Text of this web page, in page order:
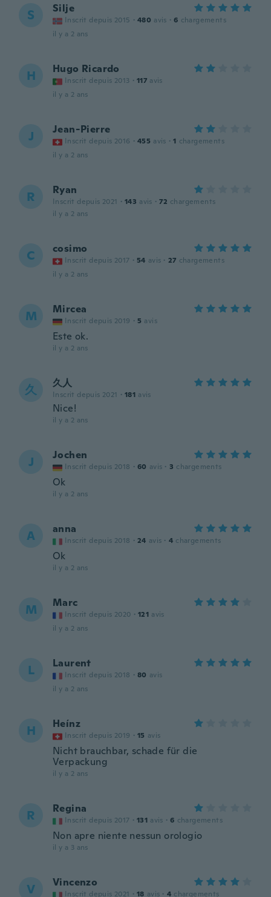
S Silje
Inscrit depuis 2015 · 480 avis · 6 chargements
il y a 2 ans
H Hugo Ricardo
Inscrit depuis 2013 · 117 avis
il y a 2 ans
J Jean-Pierre
Inscrit depuis 2016 · 455 avis · 1 chargements
il y a 2 ans
R Ryan
Inscrit depuis 2021 · 143 avis · 72 chargements
il y a 2 ans
C cosimo
Inscrit depuis 2017 · 54 avis · 27 chargements
il y a 2 ans
M Mircea
Inscrit depuis 2019 · 5 avis
Este ok.
il y a 2 ans
久 久人
Inscrit depuis 2021 · 181 avis
Nice!
il y a 2 ans
J Jochen
Inscrit depuis 2018 · 60 avis · 3 chargements
Ok
il y a 2 ans
A anna
Inscrit depuis 2018 · 24 avis · 4 chargements
Ok
il y a 2 ans
M Marc
Inscrit depuis 2020 · 121 avis
il y a 2 ans
L Laurent
Inscrit depuis 2018 · 80 avis
il y a 2 ans
H Heínz
Inscrit depuis 2019 · 15 avis
Nicht brauchbar, schade für die
Verpackung
il y a 2 ans
R Regina
Inscrit depuis 2017 · 131 avis · 6 chargements
Non apre niente nessun orologio
il y a 3 ans
V Vincenzo
Inscrit depuis 2021 · 18 avis · 4 chargements